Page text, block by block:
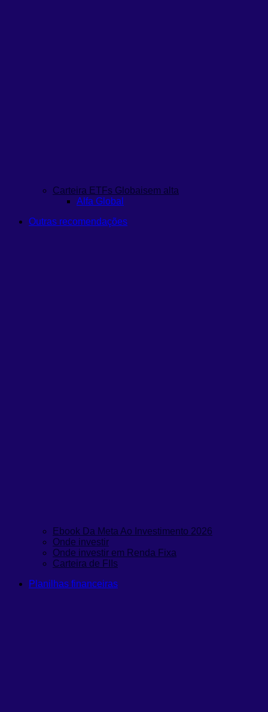
Carteira ETFs Globaisem alta
Alfa Global
Outras recomendações
Ebook Da Meta Ao Investimento 2026
Onde investir
Onde investir em Renda Fixa
Carteira de FIIs
Planilhas financeiras